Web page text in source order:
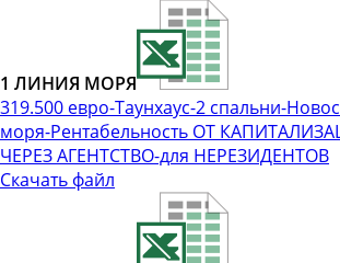
1 ЛИНИЯ МОРЯ
319.500 евро-Таунхаус-2 спальни-
моря-Рентабельность ОТ
ЧЕРЕЗ АГЕНТСТВО-для НЕРЕЗИДЕНТОВ
Скачать файл